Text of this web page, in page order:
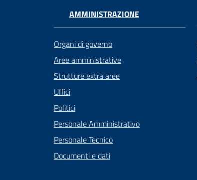
AMMINISTRAZIONE
Organi di governo
Aree amministrative
Strutture extra aree
Uffici
Politici
Personale Amministrativo
Personale Tecnico
Documenti e dati